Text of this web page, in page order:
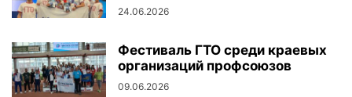
24.06.2026
Фестиваль ГТО среди краевых
организаций профсоюзов
09.06.2026